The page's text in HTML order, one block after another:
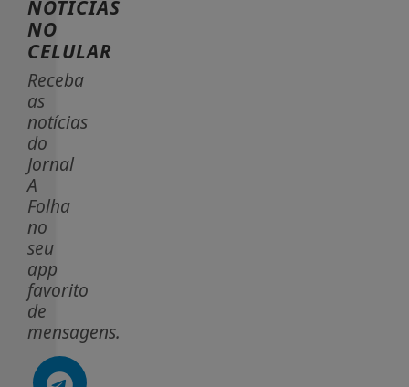
NOTÍCIAS
NO
CELULAR
Receba
as
notícias
do
Jornal
A
Folha
no
seu
app
favorito
de
mensagens.